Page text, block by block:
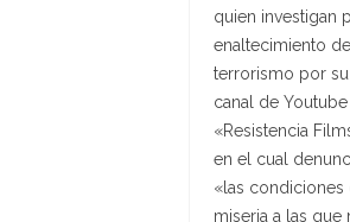
quien investigan
enaltecimiento
terrorismo por su
canal de Youtube
«Resistencia
en el cual
«las condiciones
miseria a las que